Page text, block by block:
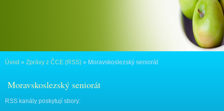
Úvod » Zprávy z ČCE (RSS) » Moravskoslezský seniorát
Moravskoslezský seniorát
RSS kanály poskytují sbory: